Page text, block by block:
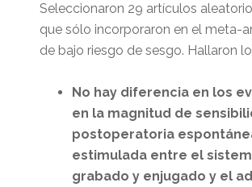
Seleccionaron 29 artículos
que sólo incorporaron en el meta-
de bajo riesgo de sesgo. Hallaron
No hay diferencia en los
en la magnitud de
postoperatoria
estimulada entre el
grabado y enjugado y el